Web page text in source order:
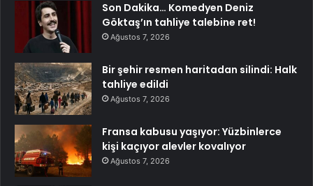
Son Dakika… Komedyen Deniz
Göktaş’ın tahliye talebine ret!
Ağustos 7, 2026
Bir şehir resmen haritadan silindi: Halk
tahliye edildi
Ağustos 7, 2026
Fransa kabusu yaşıyor: Yüzbinlerce
kişi kaçıyor alevler kovalıyor
Ağustos 7, 2026